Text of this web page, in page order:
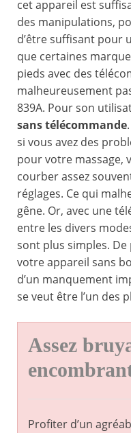
cet appareil est
des manipulations,
d’être suffisant pour
que certaines
pieds avec des
malheureusement
839A. Pour son
sans télécommande
si vous avez des
pour votre massage,
courber assez
réglages. Ce qui
gêne. Or, avec une
entre les divers
sont plus simples.
votre appareil sans
d’un manquement
se veut être l’un des
Assez
Profiter d’un